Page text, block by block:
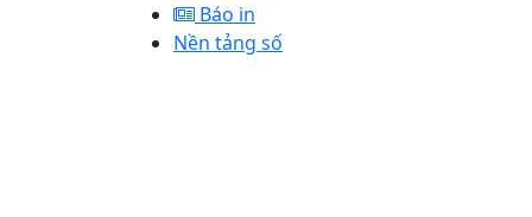
Báo in
Nền tảng số